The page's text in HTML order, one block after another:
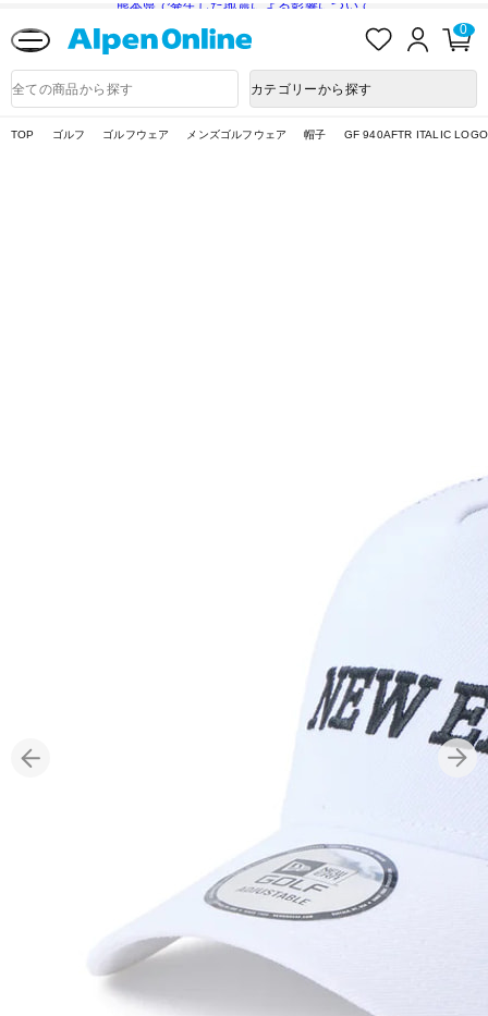
熊本県で発生した地震による影響について
入
ロ
ン
0
品
検
カテゴリーから探す
TOP ゴルフ ゴルフウェア メンズゴルフウェア 帽子 GF 940AFTR ITALIC